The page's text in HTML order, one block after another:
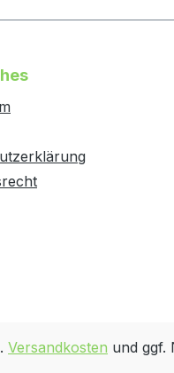
Versandkosten und ggf.